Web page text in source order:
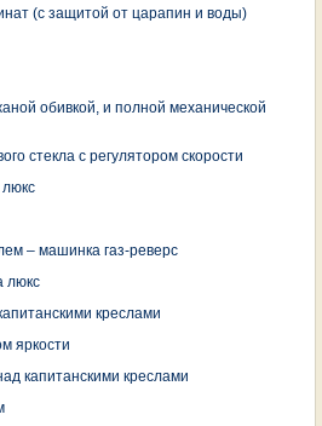
(с защитой от царапин и воды)
обивкой, и полной механической
стекла с регулятором скорости
– машинка газ-реверс
люкс
креслами
яркости
капитанскими креслами